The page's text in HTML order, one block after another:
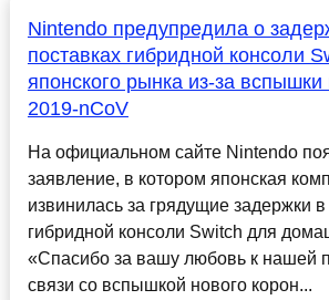
Nintendo предупредила о
поставках гибридной консоли
японского рынка из-за вспышки
2019-nCoV
На официальном сайте Nintendo
заявление, в котором японская
извинилась за грядущие задержки в
гибридной консоли Switch для
«Спасибо за вашу любовь к нашей
связи со вспышкой нового корон...